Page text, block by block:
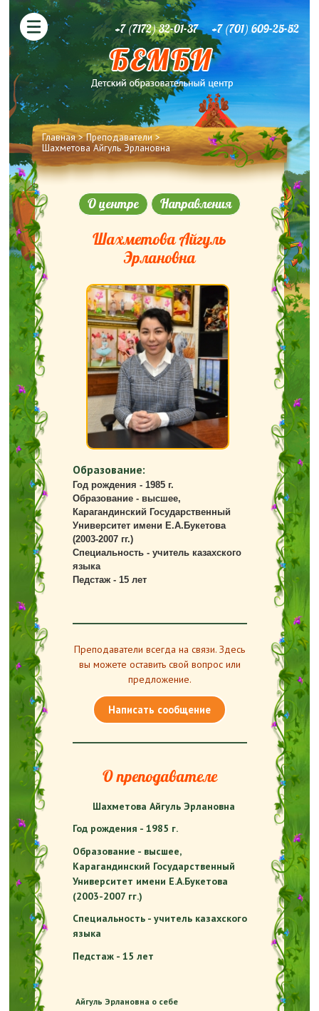
+7 (7172) 32-01-37 +7 (701) 609-25-52
Вы здесь
Главная>Преподаватели>
Шахметова Айгуль Эрлановна
О центре Направления
Шахметова Айгуль
Эрлановна
Образование:
Год рождения - 1985 г.
Образование - высшее,
Карагандинский Государственный
Университет имени Е.А.Букетова
(2003-2007 гг.)
Специальность - учитель казахского
языка
Педстаж - 15 лет
Преподаватели всегда на связи. Здесь
вы можете оставить свой вопрос или
предложение.
Написать сообщение
О преподавателе
Шахметова Айгуль Эрлановна
Год рождения - 1985 г.
Образование - высшее,
Карагандинский Государственный
Университет имени Е.А.Букетова
(2003-2007 гг.)
Специальность - учитель казахского
языка
Педстаж - 15 лет
Айгуль Эрлановна о себе